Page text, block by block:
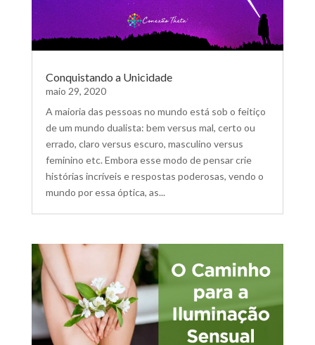
Conquistando a Unicidade
maio 29, 2020
A maioria das pessoas no mundo está sob o feitiço
de um mundo dualista: bem versus mal, certo ou
errado, claro versus escuro, masculino versus
feminino etc. Embora esse modo de pensar crie
histórias incríveis e respostas poderosas, vendo o
mundo por essa óptica, as...